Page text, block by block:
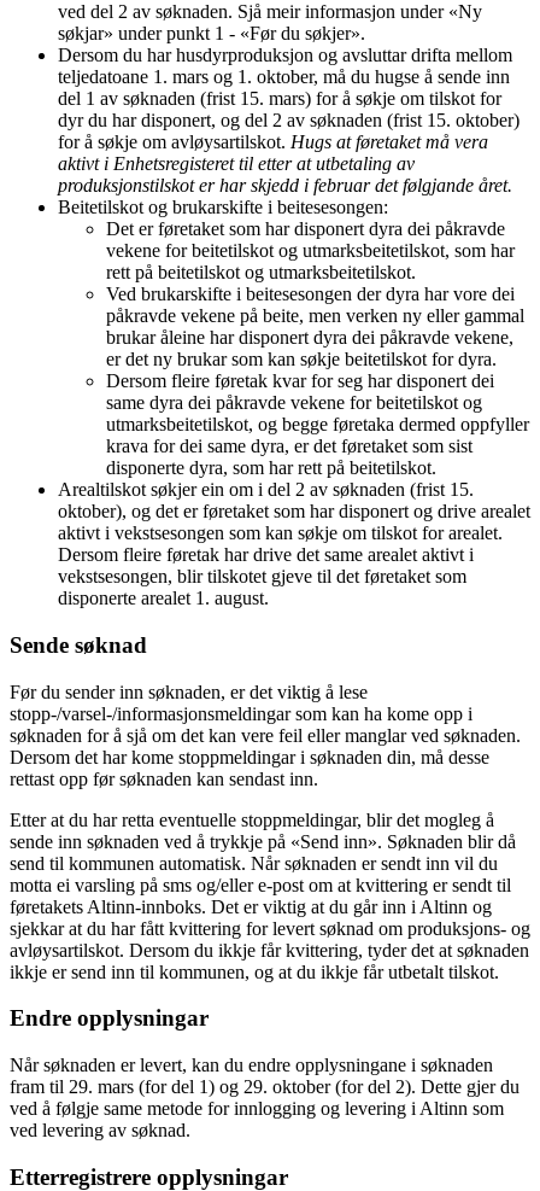
ved del 2 av søknaden. Sjå meir informasjon under «Ny
søkjar» under punkt 1 - «Før du søkjer».
Dersom du har husdyrproduksjon og avsluttar drifta mellom
teljedatoane 1. mars og 1. oktober, må du hugse å sende inn
del 1 av søknaden (frist 15. mars) for å søkje om tilskot for
dyr du har disponert, og del 2 av søknaden (frist 15. oktober)
for å søkje om avløysartilskot. Hugs at føretaket må vera
aktivt i Enhetsregisteret til etter at utbetaling av
produksjonstilskot er har skjedd i februar det følgjande året.
Beitetilskot og brukarskifte i beitesesongen:
Det er føretaket som har disponert dyra dei påkravde
vekene for beitetilskot og utmarksbeitetilskot, som har
rett på beitetilskot og utmarksbeitetilskot.
Ved brukarskifte i beitesesongen der dyra har vore dei
påkravde vekene på beite, men verken ny eller gammal
brukar åleine har disponert dyra dei påkravde vekene,
er det ny brukar som kan søkje beitetilskot for dyra.
Dersom fleire føretak kvar for seg har disponert dei
same dyra dei påkravde vekene for beitetilskot og
utmarksbeitetilskot, og begge føretaka dermed oppfyller
krava for dei same dyra, er det føretaket som sist
disponerte dyra, som har rett på beitetilskot.
Arealtilskot søkjer ein om i del 2 av søknaden (frist 15.
oktober), og det er føretaket som har disponert og drive arealet
aktivt i vekstsesongen som kan søkje om tilskot for arealet.
Dersom fleire føretak har drive det same arealet aktivt i
vekstsesongen, blir tilskotet gjeve til det føretaket som
disponerte arealet 1. august.
Sende søknad
Før du sender inn søknaden, er det viktig å lese
stopp-/varsel-/informasjonsmeldingar som kan ha kome opp i
søknaden for å sjå om det kan vere feil eller manglar ved søknaden.
Dersom det har kome stoppmeldingar i søknaden din, må desse
rettast opp før søknaden kan sendast inn.
Etter at du har retta eventuelle stoppmeldingar, blir det mogleg å
sende inn søknaden ved å trykkje på «Send inn». Søknaden blir då
send til kommunen automatisk. Når søknaden er sendt inn vil du
motta ei varsling på sms og/eller e-post om at kvittering er sendt til
føretakets Altinn-innboks. Det er viktig at du går inn i Altinn og
sjekkar at du har fått kvittering for levert søknad om produksjons- og
avløysartilskot. Dersom du ikkje får kvittering, tyder det at søknaden
ikkje er send inn til kommunen, og at du ikkje får utbetalt tilskot.
Endre opplysningar
Når søknaden er levert, kan du endre opplysningane i søknaden
fram til 29. mars (for del 1) og 29. oktober (for del 2). Dette gjer du
ved å følgje same metode for innlogging og levering i Altinn som
ved levering av søknad.
Etterregistrere opplysningar